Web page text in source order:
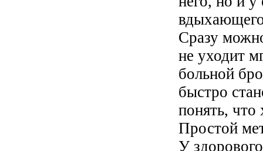
Сразу
не уходит
больной
быстро
понять, что
Простой
У